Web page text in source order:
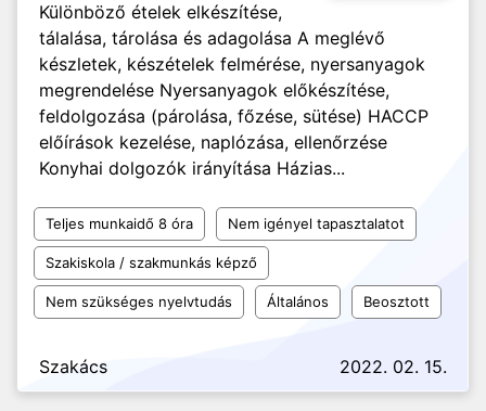
Különböző ételek elkészítése,
tálalása, tárolása és adagolása A meglévő
készletek, készételek felmérése, nyersanyagok
megrendelése Nyersanyagok előkészítése,
feldolgozása (párolása, főzése, sütése) HACCP
előírások kezelése, naplózása, ellenőrzése
Konyhai dolgozók irányítása Házias...
Teljes munkaidő 8 óra Nem igényel tapasztalatot
Szakiskola / szakmunkás képző
Nem szükséges nyelvtudás Általános Beosztott
Szakács 2022. 02. 15.